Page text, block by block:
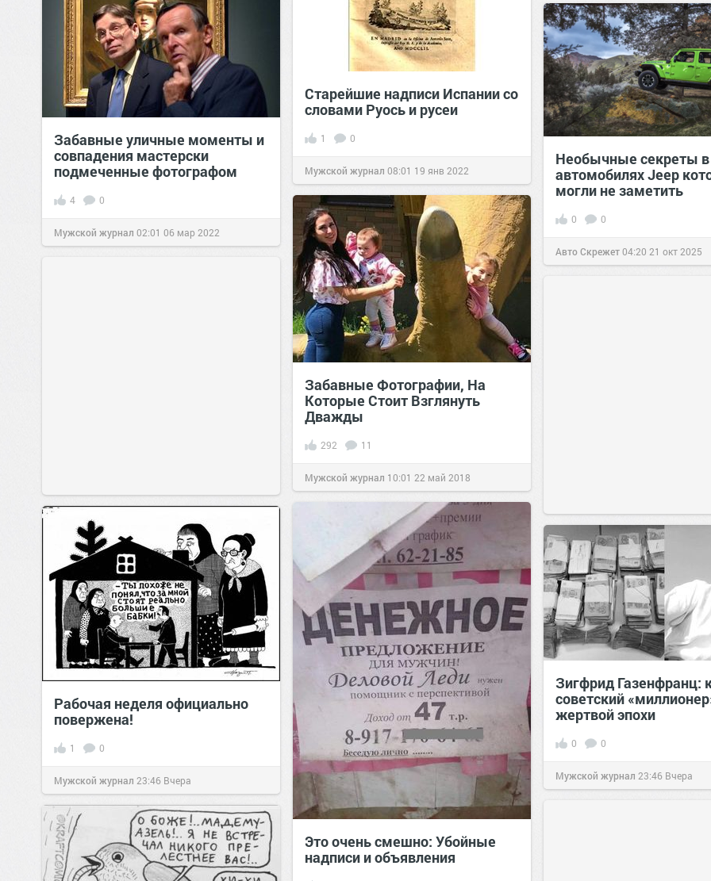
Старейшие надписи Испании со
словами Руось и русеи
1 0
Мужской журнал 08:01 19 янв 2022
Забавные уличные моменты и
совпадения мастерски
подмеченные фотографом
4 0
Мужской журнал 02:01 06 мар 2022
Необычные секреты в
автомобилях Jeep
могли не заметить
0 0
Авто Скрежет04:20 21 окт 2025
Забавные Фотографии, На
Которые Стоит Взглянуть
Дважды
292 11
Мужской журнал 10:01 22 май 2018
Это очень смешно: Убойные
надписи и объявления
Рабочая неделя официально
повержена!
1 0
Мужской журнал 23:46 Вчера
Зигфрид Газенфранц:
советский
жертвой эпохи
0 0
Мужской журнал 23:46 Вчера